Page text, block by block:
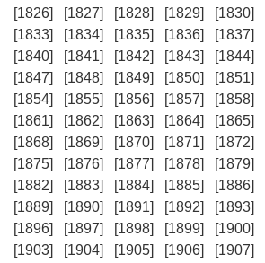
[1826]
[1827] [1828] [1829] [1830]
[1833]
[1834] [1835] [1836] [1837]
[1840]
[1841] [1842] [1843] [1844]
[1847]
[1848] [1849] [1850] [1851]
[1854]
[1855] [1856] [1857] [1858]
[1861]
[1862] [1863] [1864] [1865]
[1868]
[1869] [1870] [1871] [1872]
[1875]
[1876] [1877] [1878] [1879]
[1882]
[1883] [1884] [1885] [1886]
[1889]
[1890] [1891] [1892] [1893]
[1896]
[1897] [1898] [1899] [1900]
[1903]
[1904] [1905] [1906] [1907]